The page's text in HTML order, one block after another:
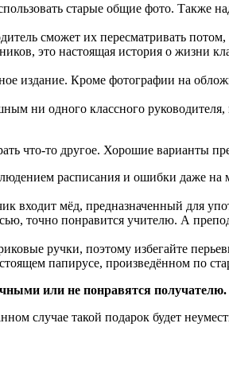
старые общие фото. Также
сможет их пересматривать
это настоящая история о жизни
издание. Кроме фотографии на
ни одного классного
что-то другое. Хорошие варианты
расписания и ошибки даже
входит мёд, предназначенный для
точно понравится учителю. А
ручки, поэтому избегайте
папирусе, произведённом по
или не понравятся получателю.
случае такой подарок будет